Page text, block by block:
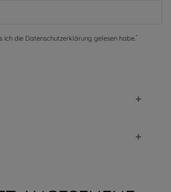
ich die Daten­schutz­erklärung gelesen habe. *